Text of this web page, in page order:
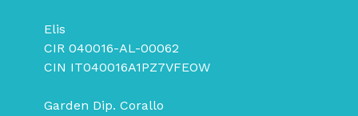
Elis
CIR 040016-AL-00062
CIN IT040016A1PZ7VFEOW
Garden Dip. Corallo